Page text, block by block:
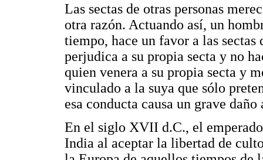
Las sectas de otras personas
otra razón. Actuando así, un
tiempo, hace un favor a las
perjudica a su propia secta y no
quien venera a su propia secta y
vinculado a la suya que sólo
esa conducta causa un grave
En el siglo XVII d.C., el
India al aceptar la libertad de